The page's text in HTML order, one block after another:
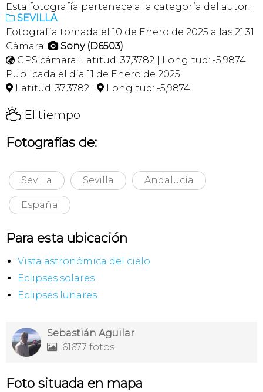
Esta fotografía pertenece a la categoría del autor:
 SEVILLA
Fotografía tomada el 10 de Enero de 2025 a las 21:31
Cámara:  Sony (D6503)
 GPS cámara: Latitud: 37,3782 | Longitud: -5,9874
Publicada el día 11 de Enero de 2025.
 Latitud: 37,3782 |  Longitud: -5,9874
H El tiempo
Fotografías de:
Sevilla Sevilla Andalucía
España
Para esta ubicación
Vista astronómica del cielo
Eclipses solares
Eclipses lunares
Sebastián Aguilar
 61677 fotos
Foto situada en mapa